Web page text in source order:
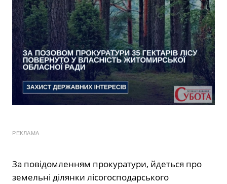
РЕКЛАМА
За повідомленням прокуратури, йдеться про
земельні ділянки лісогосподарського